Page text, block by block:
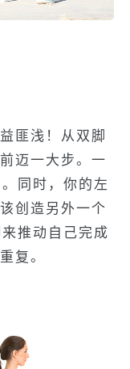
匪浅！从双脚
迈一大步。一
同时，你的左
创造另外一个
推动自己完成
复。